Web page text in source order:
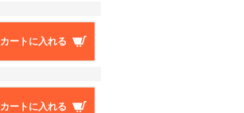
カートに入れる
カートに入れる